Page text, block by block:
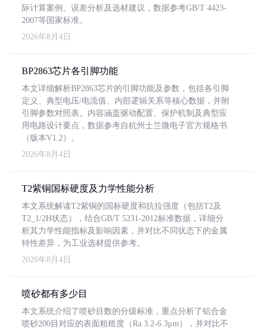
际计算案例、误差分析及选材建议，数据参考GB/T 4423-
2007等国家标准。
2026年8月4日
BP2863芯片各引脚功能
本文详细解析BP2863芯片的引脚功能及参数，包括各引脚
定义、典型电压/电流值、内部逻辑关系等核心数据，并附
引脚参数对照表。内容涵盖驱动配置、保护机制及典型应
用电路设计要点，数据参考自杭州士兰微电子官方规格书
（版本V1.2）。
2026年8月4日
T2紫铜国标硬度及力学性能分析
本文系统解读T2紫铜的国标硬度和抗拉强度（包括T2及
T2_1/2H状态），结合GB/T 5231-2012标准数据，详细分
析其力学性能指标及影响因素，并对比不同状态下的金属
特性差异，为工业选材提供参考。
2026年8月4日
喷砂都有多少目
本文系统介绍了喷砂目数的分级标准，重点分析了铝合金
喷砂200目对应的表面粗糙度（Ra 3.2-6.3μm），并对比不